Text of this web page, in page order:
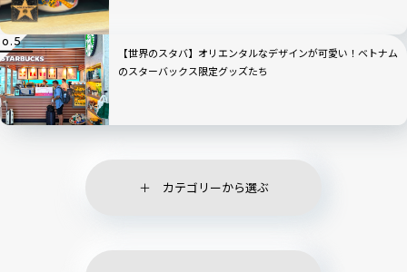
【世界のスタバ】オリエンタルなデザインが可愛い！ベトナム
のスターバックス限定グッズたち
カテゴリーから選ぶ